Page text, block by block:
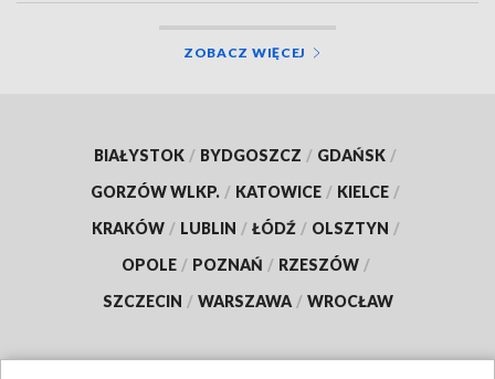
ZOBACZ WIĘCEJ
BIAŁYSTOK / BYDGOSZCZ / GDAŃSK /
GORZÓW WLKP. / KATOWICE / KIELCE /
KRAKÓW / LUBLIN / ŁÓDŹ / OLSZTYN /
OPOLE / POZNAŃ / RZESZÓW /
SZCZECIN / WARSZAWA / WROCŁAW